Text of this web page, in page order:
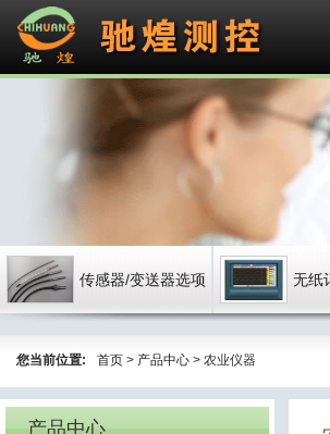
传感器/变送器选项 无纸
您当前位置: 首页 > 产品中心 > 农业仪器
产品中心